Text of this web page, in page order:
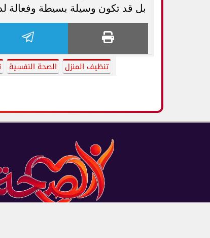
بل قد تكون وسيلة بسيطة وفعالة
تنظيف المنزل الصحة النفسية